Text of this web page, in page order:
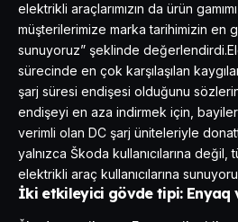
elektrikli araçlarımızın da ürün
müşterilerimize marka tarihimizin en
sunuyoruz” şeklinde
sürecinde en çok karşılaşılan
şarj süresi endişesi olduğunu
endişeyi en aza indirmek için,
verimli olan DC şarj üniteleriyle
yalnızca Škoda kullanıcılarına değil,
elektrikli araç kullanıcılarına
İki etkileyici gövde tipi: Enyaq